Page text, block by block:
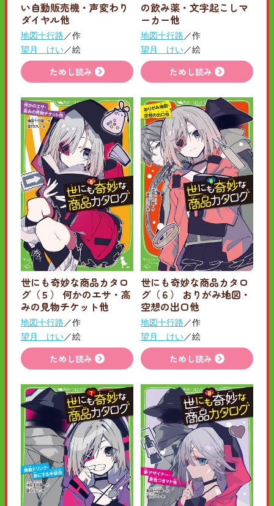
い自動販売機・声変わり
ダイヤル他
地図十行路／作
望月 けい／絵
ためし読み
の飲み薬・文字起こしマ
ーカー他
地図十行路／作
望月 けい／絵
ためし読み
世にも奇妙な商品カタロ
グ（５） 何かのエサ・高
みの見物チケット他
地図十行路 ／作
望月 けい／絵
ためし読み
世にも奇妙な商品カタロ
グ（６） おりがみ地図・
空想の出口他
地図十行路 ／作
望月 けい／絵
ためし読み